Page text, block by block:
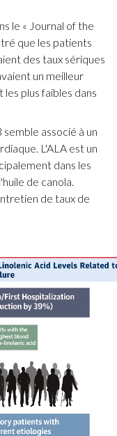
le « Journal of the
que les patients
des taux sériques
un meilleur
plus faibles dans
associé à un
L'ALA est un
dans les
de canola.
de taux de